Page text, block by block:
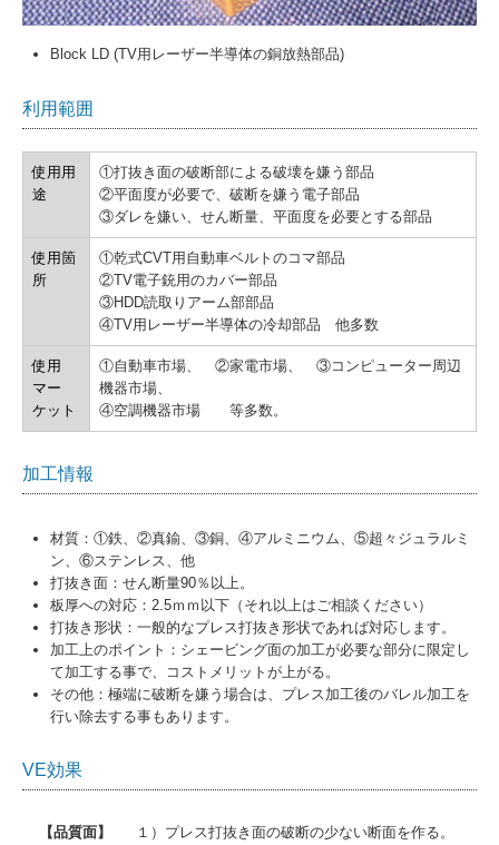
Block LD (TV用レーザー半導体の銅放熱部品)
利用範囲
使用用
途
①打抜き面の破断部による破壊を嫌う部品
②平面度が必要で、破断を嫌う電子部品
③ダレを嫌い、せん断量、平面度を必要とする部品
使用箇
所
①乾式CVT用自動車ベルトのコマ部品
②TV電子銃用のカバー部品
③HDD読取りアーム部部品
④TV用レーザー半導体の冷却部品 他多数
使用
マー
ケット
①自動車市場、 ②家電市場、 ③コンピューター周辺
機器市場、
④空調機器市場 等多数。
加工情報
材質：①鉄、②真鍮、③銅、④アルミニウム、⑤超々ジュラルミ
ン、⑥ステンレス、他
打抜き面：せん断量90％以上。
板厚への対応：2.5ｍｍ以下（それ以上はご相談ください）
打抜き形状：一般的なプレス打抜き形状であれば対応します。
加工上のポイント：シェービング面の加工が必要な部分に限定し
て加工する事で、コストメリットが上がる。
その他：極端に破断を嫌う場合は、プレス加工後のバレル加工を
行い除去する事もあります。
VE効果
【品質面】
１）プレス打抜き面の破断の少ない断面を作る。